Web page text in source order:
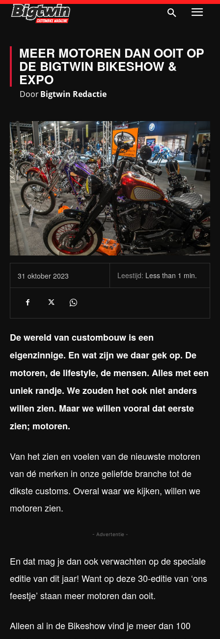
MEER MOTOREN DAN OOIT OP
DE BIGTWIN BIKESHOW &
EXPO
DoorBigtwin Redactie
31 oktober 2023 Leestijd: Less than 1 min.
De wereld van custombouw is een
eigenzinnige. En wat zijn we daar gek op. De
motoren, de lifestyle, de mensen. Alles met een
uniek randje. We zouden het ook niet anders
willen zien. Maar we willen vooral dat eerste
zien; motoren.
Van het zien en voelen van de nieuwste motoren
van dé merken in onze geliefde branche tot de
dikste customs. Overal waar we kijken, willen we
motoren zien.
- Advertentie -
En dat mag je dan ook verwachten op de speciale
editie van dit jaar! Want op deze 30-editie van ‘ons
feestje’ staan meer motoren dan ooit.
Alleen al in de Bikeshow vind je meer dan 100